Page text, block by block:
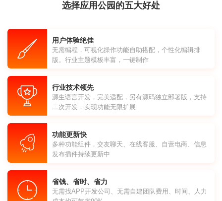
选择应用公园的五大好处
用户体验绝佳
无需编程，可视化操作功能自助搭配，个性化编辑排
版。行业主题模板丰富，一键制作
行业技术领先
源生语言开发，完美适配，另有源码独立部署版，支持
二次开发，实现功能无限扩展
功能更新快
多种功能组件，交友聊天、在线客服、自营电商、信息
发布插件持续更新中
省钱、省时、省力
无需找APP开发公司、无需自建团队费用、时间、人力